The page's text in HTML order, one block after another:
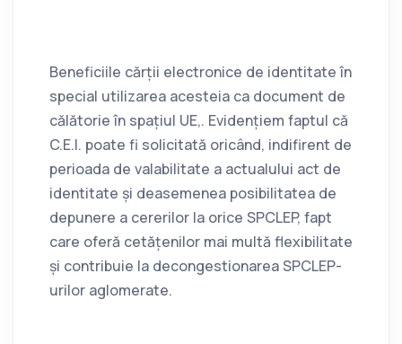
Beneficiile cărții electronice de identitate în
special utilizarea acesteia ca document de
călătorie în spațiul UE,. Evidențiem faptul că
C.E.I. poate fi solicitată oricând, indifirent de
perioada de valabilitate a actualului act de
identitate și deasemenea posibilitatea de
depunere a cererilor la orice SPCLEP, fapt
care oferă cetățenilor mai multă flexibilitate
și contribuie la decongestionarea SPCLEP-
urilor aglomerate.